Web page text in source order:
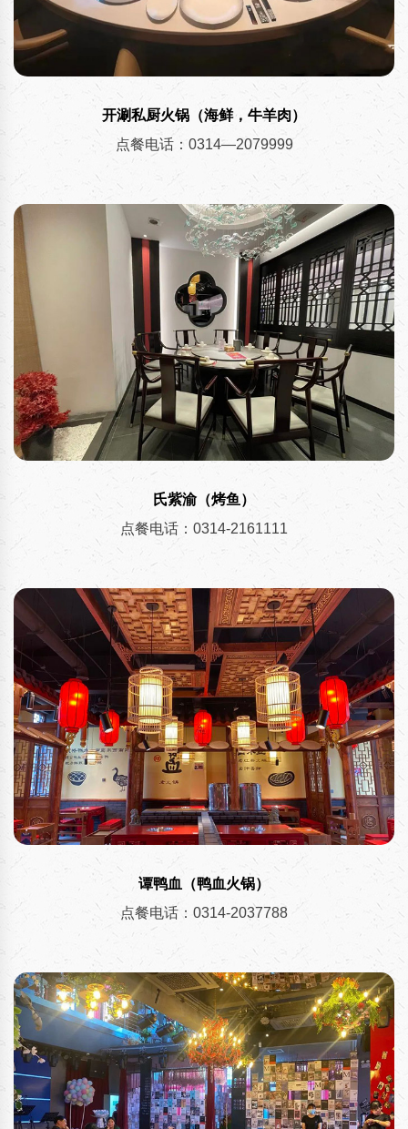
开涮私厨火锅（海鲜，牛羊肉）
点餐电话：0314—2079999
氏紫渝（烤鱼）
点餐电话：0314-2161111
谭鸭血（鸭血火锅）
点餐电话：0314-2037788